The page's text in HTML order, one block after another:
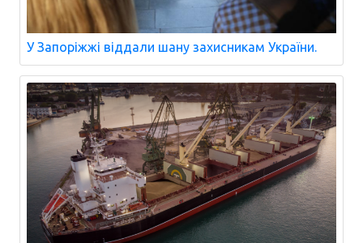
У Запоріжжі віддали шану захисникам України.